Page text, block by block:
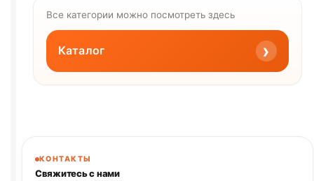
Все категории можно посмотреть здесь
Каталог ›
КОНТАКТЫ
Свяжитесь с нами